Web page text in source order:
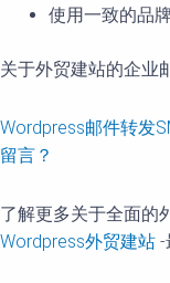
使用一致的品
关于外贸建站的企业
Wordpress邮件转发
留言？
了解更多关于全面的
Wordpress外贸建站 -